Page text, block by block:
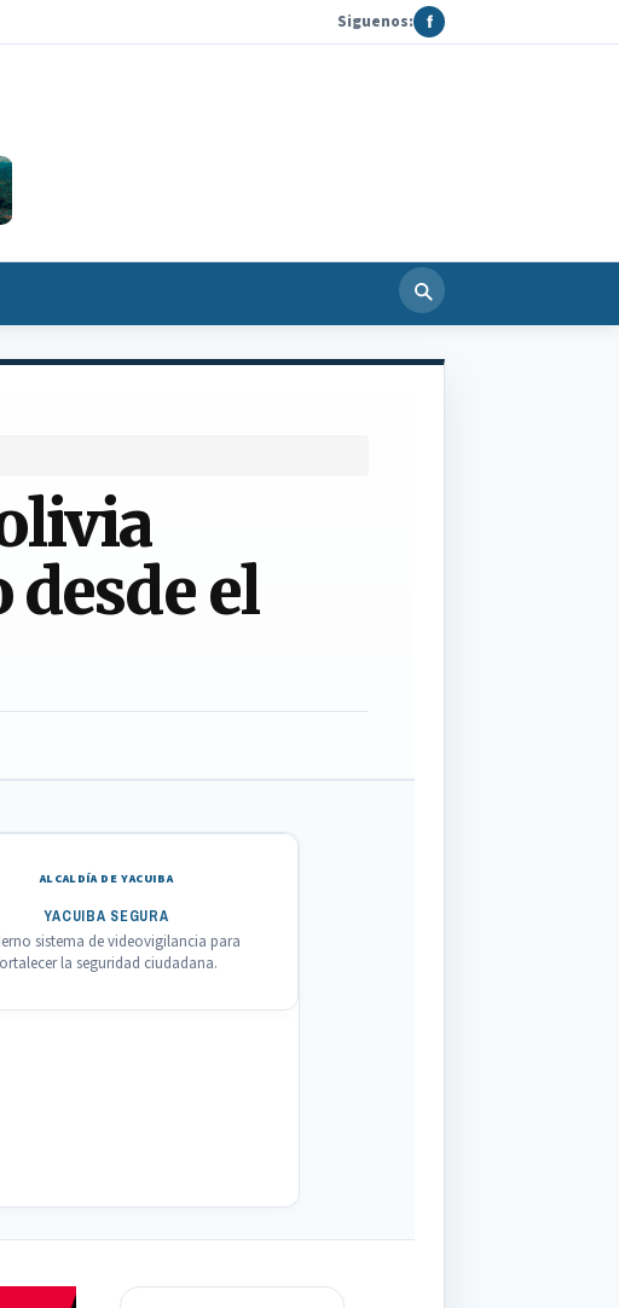
Siguenos: f
el
ALCALDÍA DE YACUIBA
YACUIBA SEGURA
sistema de videovigilancia para
la seguridad ciudadana.